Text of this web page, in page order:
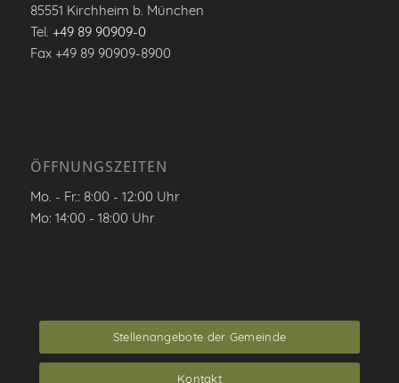
85551 Kirchheim b. München
Tel. +49 89 90909-0
Fax +49 89 90909-8900
ÖFFNUNGSZEITEN
Mo. - Fr.: 8:00 - 12:00 Uhr
Mo: 14:00 - 18:00 Uhr
Stellenangebote der Gemeinde
Kontakt